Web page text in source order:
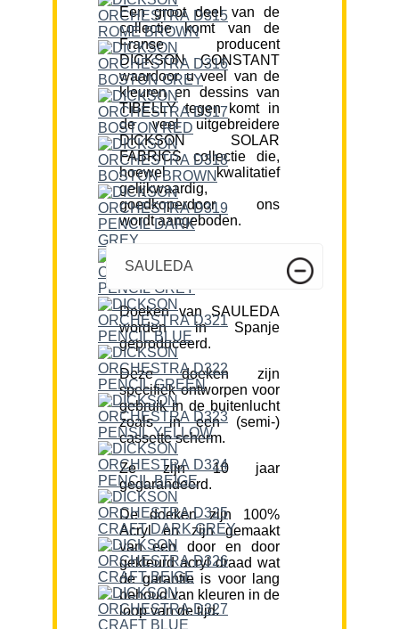
Een groot deel van de
collectie komt van de
Franse producent
DICKSON CONSTANT
waardoor u veel van de
kleuren en dessins van
TIBELLY tegen komt in
de veel uitgebreidere
DICKSON SOLAR
FABRICS collectie die,
hoewel kwalitatief
gelijkwaardig,
goedkoperdoor ons
wordt aangeboden.
SAULEDA
Doeken van SAULEDA
worden in Spanje
geproduceerd.
Deze doeken zijn
specifiek ontworpen voor
gebruik in de buitenlucht
zoals in een (semi-)
cassette scherm.
Ze zijn 10 jaar
gegarandeerd.
De doeken zijn 100%
Acryl en zijn gemaakt
van een door en door
gekleurd acryl draad wat
de garantie is voor lang
behoud van kleuren in de
loop van de tijd.